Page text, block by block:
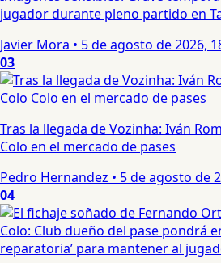
jugador durante pleno partido en
Javier Mora • 5 de agosto de 2026,
03
Tras la llegada de Vozinha: Iván
Colo en el mercado de pases
Pedro Hernandez • 5 de agosto de
04